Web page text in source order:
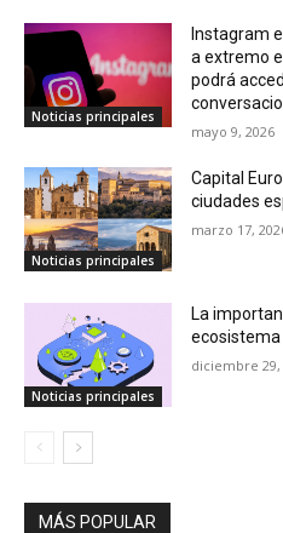
Noticias principales
Instagram
a extremo
podrá
mayo 9, 2026
Noticias principales
Capital
ciudades
marzo 17,
Noticias principales
La
diciembre 29,
MÁS POPULAR